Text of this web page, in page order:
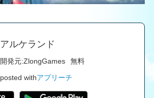
アルケランド
開発元:ZlongGames
無料
posted withアプリーチ